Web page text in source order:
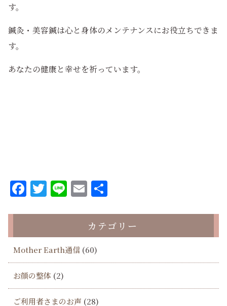
す。
鍼灸・美容鍼は心と身体のメンテナンスにお役立ちできま
す。
あなたの健康と幸せを祈っています。
Facebook
Twitter
LineEmail
カテゴリー
Mother Earth通信 (60)
お顔の整体 (2)
ご利用者さまのお声 (28)